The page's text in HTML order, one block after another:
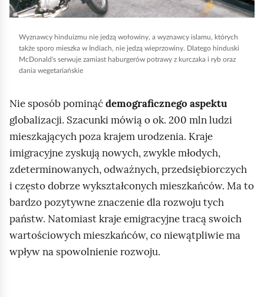
y
o
m
i
ć
p
o
d
g
l
ą
Wyznawcy hinduizmu nie jedzą wołowiny, a wyznawcy islamu, których
także sporo mieszka w Indiach, nie jedzą wieprzowiny. Dlatego hinduski
McDonald's serwuje zamiast haburgerów potrawy z kurczaka i ryb oraz
dania wegetariańskie
Nie sposób pominąćdemograficznego aspektu
globalizacji. Szacunki mówią o ok. 200 mln ludzi
mieszkających poza krajem urodzenia. Kraje
imigracyjne zyskują nowych, zwykle młodych,
zdeterminowanych, odważnych, przedsiębiorczych
i często dobrze wykształconych mieszkańców. Ma to
bardzo pozytywne znaczenie dla rozwoju tych
państw. Natomiast kraje emigracyjne tracą swoich
wartościowych mieszkańców, co niewątpliwie ma
wpływ na spowolnienie rozwoju.